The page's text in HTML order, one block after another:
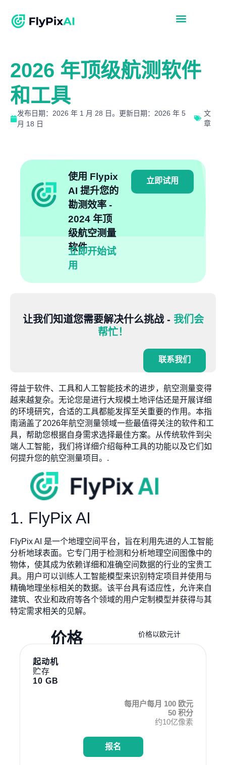
2026 年顶级航测软件
和工具
发布日期：2026 年 1 月 28 日。更新日期：2026 年 5
月 18 日
文
章
使用 Flypix
AI 提升您的
勘测效率 -
2024 年顶
级航空测量
软件
立即开始试
用
立即试用
让我们知道您需要解决什么挑战 - 我们会
帮忙！
联系我们
得益于软件、工具和人工智能技术的进步，航空测量变得
越来越复杂。无论您是进行大规模土地评估还是开展详细
的环境研究，合适的工具都能发挥至关重要的作用。本指
南涵盖了2026年航空测量领域一些最值得关注的软件和工
具，帮助您根据自身需求选择最佳方案。从传统软件到尖
端人工智能，我们将详细介绍每种工具的功能以及它们如
何提升您的航空测量项目。.
1. FlyPix AI
FlyPix AI 是一个地理空间平台，旨在利用先进的人工智能
分析地球表面。它专门用于检测和分析地理空间图像中的
物体，使其成为依赖详细和准确空间数据的行业的宝贵工
具。用户可以训练人工智能模型来识别特定项目并使用与
精确地理坐标相关的数据。该平台具有适应性，允许来自
建筑、农业和政府等各个领域的用户定制模型并获得与其
特定需求相关的见解。
价格 价格以欧元计
起动机
贮存
10 GB
每用户每月 100 欧元
50 积分
约10亿像素
报名